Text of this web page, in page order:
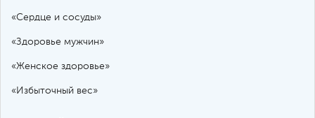
«Сердце и сосуды»
«Здоровье мужчин»
«Женское здоровье»
«Избыточный вес»